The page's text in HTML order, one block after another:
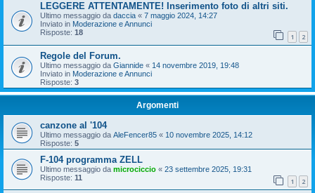
LEGGERE ATTENTAMENTE! Inserimento foto di altri siti.
Ultimo messaggio da daccia « 7 maggio 2024, 14:27
Inviato in Moderazione e Annunci
Risposte: 18 1 2
Regole del Forum.
Ultimo messaggio da Giannide « 14 novembre 2019, 19:48
Inviato in Moderazione e Annunci
Risposte: 3
Argomenti
canzone al '104
Ultimo messaggio da AleFencer85 « 10 novembre 2025, 14:12
Risposte: 5
F-104 programma ZELL
Ultimo messaggio da microciccio « 23 settembre 2025, 19:31
Risposte: 11 1 2